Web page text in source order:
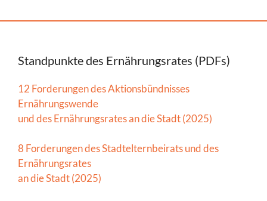
Standpunkte des Ernährungsrates (PDFs)
12 Forderungen des Aktionsbündnisses
Ernährungswende
und des Ernährungsrates an die Stadt (2025)
8 Forderungen des Stadtelternbeirats und des
Ernährungsrates
an die Stadt (2025)